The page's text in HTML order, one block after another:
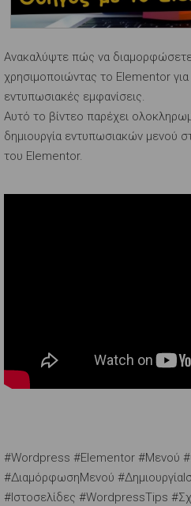
Ανακαλύψτε πώς να
χρησιμοποιώντας το Elementor
εντυπωσιακές εμφανίσεις.
Αυτό το βίντεο παρέχει
δημιουργία εντυπωσιακών μενού
του Elementor.
#Wordpress #Elementor #Μενού
#ΔιαμόρφωσηΜενού
#Ιστοσελίδες #WordpressTips